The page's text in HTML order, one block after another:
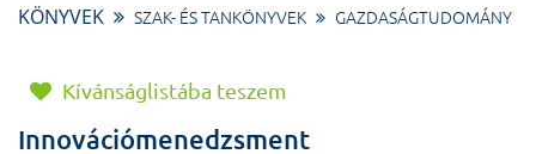
KÖNYVEK SZAK- ÉS TANKÖNYVEK GAZDASÁGTUDOMÁNY
Kívánságlistába teszem
Innovációmenedzsment